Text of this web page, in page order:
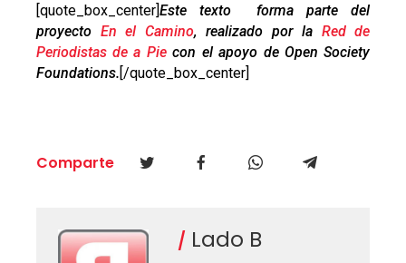
[quote_box_center]Este texto
forma parte del
proyecto En el Camino, realizado por la Red de
Periodistas de a Piecon el apoyo de Open Society
Foundations.[/quote_box_center]
Comparte
Lado B